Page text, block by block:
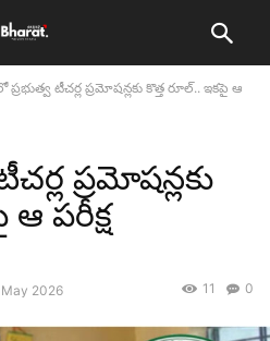
టీచర్ల ప్రమోషన్లకు కొత్త రూల్.. ఇక‌పై ఆ
ప్రమోషన్లకు
ఆ ప‌రీక్ష
May 2026 0
11